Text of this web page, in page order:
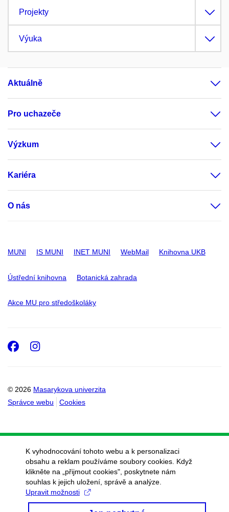
Projekty
Výuka
Aktuálně
Pro uchazeče
Výzkum
Kariéra
O nás
MUNI IS MUNI INET MUNI WebMail Knihovna UKB
Ústřední knihovna Botanická zahrada
Akce MU pro středoškoláky
© 2026 Masarykova univerzita
Správce webu
Cookies
Facebook
Instagram
K vyhodnocování tohoto webu a k personalizaci
obsahu a reklam používáme soubory cookies. Když
klikněte na „přijmout cookies", poskytnete nám
souhlas k jejich uložení, správě a analýze.
Upravit možnosti